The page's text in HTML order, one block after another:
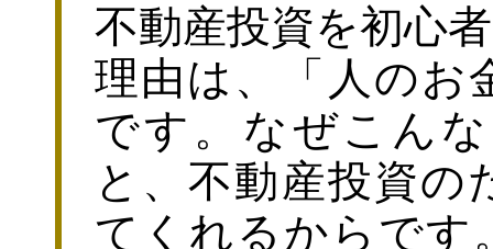
不動産投資を初心
理由は、「人のお
です。なぜこん
と、不動産投資の
てくれるからです